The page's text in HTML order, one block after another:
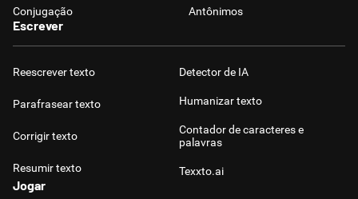
Conjugação Antônimos
Escrever
Reescrever texto
Parafrasear texto
Corrigir texto
Resumir texto
Detector de IA
Humanizar texto
Contador de caracteres e
palavras
Texxto.ai
Jogar